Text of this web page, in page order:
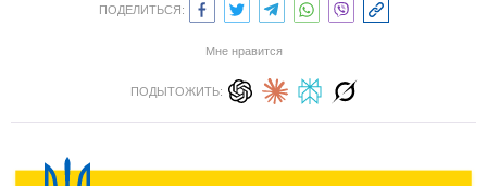
ПОДЕЛИТЬСЯ:
Мне нравится
ПОДЫТОЖИТЬ: